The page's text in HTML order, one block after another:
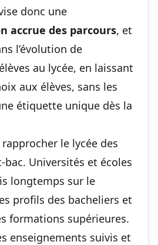
donc une
accrue des parcours, et
l’évolution de
au lycée, en laissant
aux élèves, sans les
étiquette unique dès la
le lycée des
Universités et écoles
longtemps sur le
profils des bacheliers et
formations supérieures.
enseignements suivis et